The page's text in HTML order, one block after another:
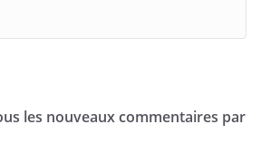
les nouveaux commentaires par